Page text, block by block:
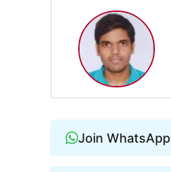
Join WhatsApp